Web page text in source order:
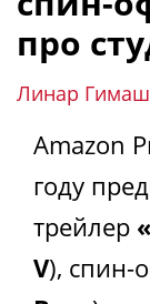
про
Линар
Amazon
году
трейлер
V), спин-